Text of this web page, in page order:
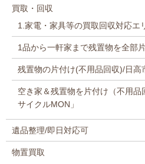
買取・回収
1.家電・家具等の買取回収対応エ
1品から一軒家まで残置物を全部
残置物の片付け(不用品回収)/日高
空き家＆残置物を片付け（不用品
サイクルMON」
遺品整理/即日対応可
物置買取